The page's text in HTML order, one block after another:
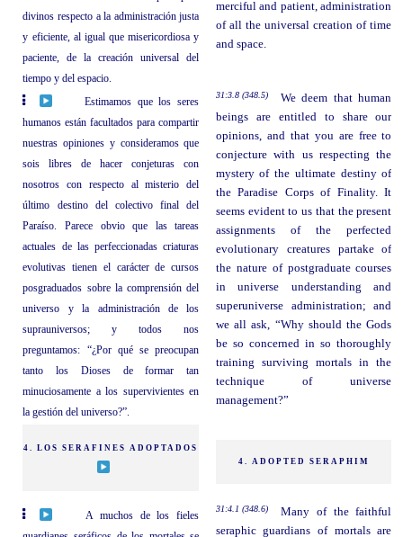
divinos respecto a la administración justa
y eficiente, al igual que misericordiosa y
paciente, de la creación universal del
tiempo y del espacio.
merciful and patient, administration
of all the universal creation of time
and space.
Estimamos que los seres
humanos están facultados para compartir
nuestras opiniones y consideramos que
sois libres de hacer conjeturas con
nosotros con respecto al misterio del
último destino del colectivo final del
Paraíso. Parece obvio que las tareas
actuales de las perfeccionadas criaturas
evolutivas tienen el carácter de cursos
posgraduados sobre la comprensión del
universo y la administración de los
suprauniversos; y todos nos
preguntamos: “¿Por qué se preocupan
tanto los Dioses de formar tan
minuciosamente a los supervivientes en
la gestión del universo?”.
31:3.8 (348.5)
We deem that human
beings are entitled to share our
opinions, and that you are free to
conjecture with us respecting the
mystery of the ultimate destiny of
the Paradise Corps of Finality. It
seems evident to us that the present
assignments of the perfected
evolutionary creatures partake of
the nature of postgraduate courses
in universe understanding and
superuniverse administration; and
we all ask, “Why should the Gods
be so concerned in so thoroughly
training surviving mortals in the
technique of universe
management?”
4. LOS SERAFINES ADOPTADOS
4. ADOPTED SERAPHIM
A muchos de los fieles
31:4.1 (348.6)
Many of the faithful
seraphic guardians of mortals are